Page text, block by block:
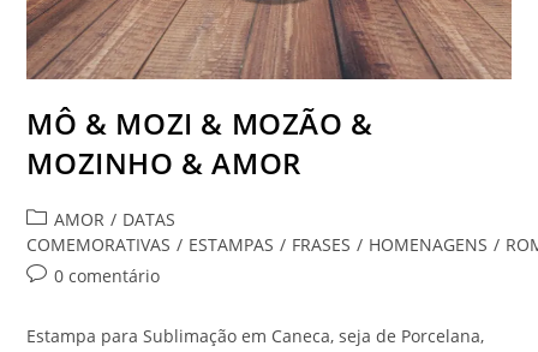
MÔ & MOZI & MOZÃO &
MOZINHO & AMOR
Categoria
do
post:
AMOR / DATAS
COMEMORATIVAS / ESTAMPAS / FRASES / HOMENAGENS /
Comentários
0 comentário
Estampa para Sublimação em Caneca, seja de Porcelana,